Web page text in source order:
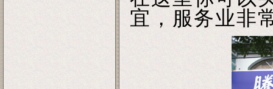
宜，服务业非